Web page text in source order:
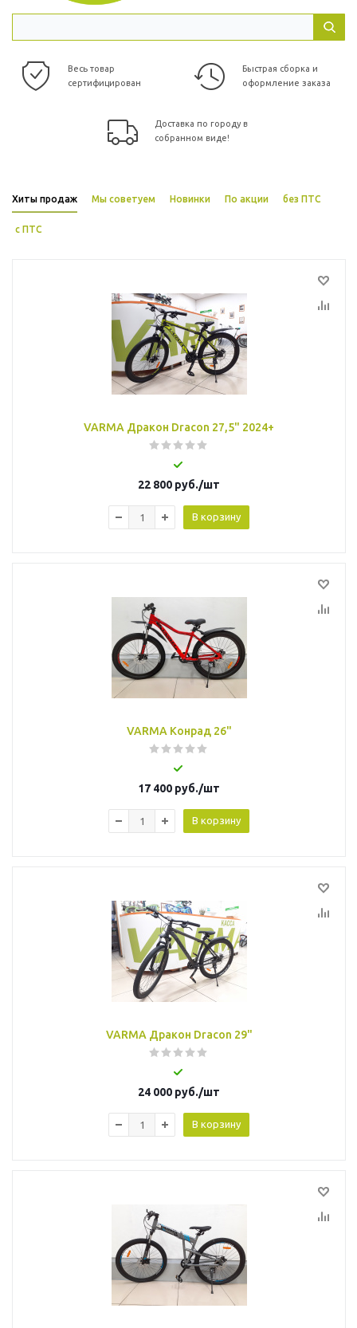
Весь товар
сертифицирован
Быстрая сборка и
оформление заказа
Доставка по городу в
собранном виде!
Хиты продаж Мы советуем Новинки По акции без ПТС
с ПТС
VARMA Дракон Dracon 27,5" 2024+
22 800 руб./шт
В корзину
VARMA Конрад 26"
17 400 руб./шт
В корзину
VARMA Дракон Dracon 29"
24 000 руб./шт
В корзину